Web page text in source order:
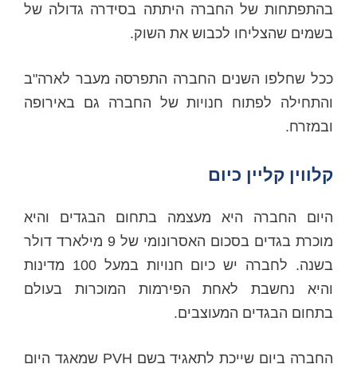
בהתפתחות של החברה היתתה בסידרה גדולה של
בשמים שהצליחו לכבוש את השוק.
ככל שחלפו השנים החברה התפרסה מעבר לארה"ב
והתחילה לפתוח חנויות של החברה גם באירופה
ובמזרח.
קלווין קליין כיום
היום החברה היא מעצמה בתחום הבגדים והיא
מוכרת בגדים בסכום האסרונומי של 9 מילארד דולר
בשנה. לחברה יש כיום חנויות במעל 100 מדינות
והיא נחשבת לאחת הפירמות המוכרות בעולם
בתחום הבגדים המעוצבים.
החברה ביום שייכת לתאגיד בשם PVH שמאגד היום